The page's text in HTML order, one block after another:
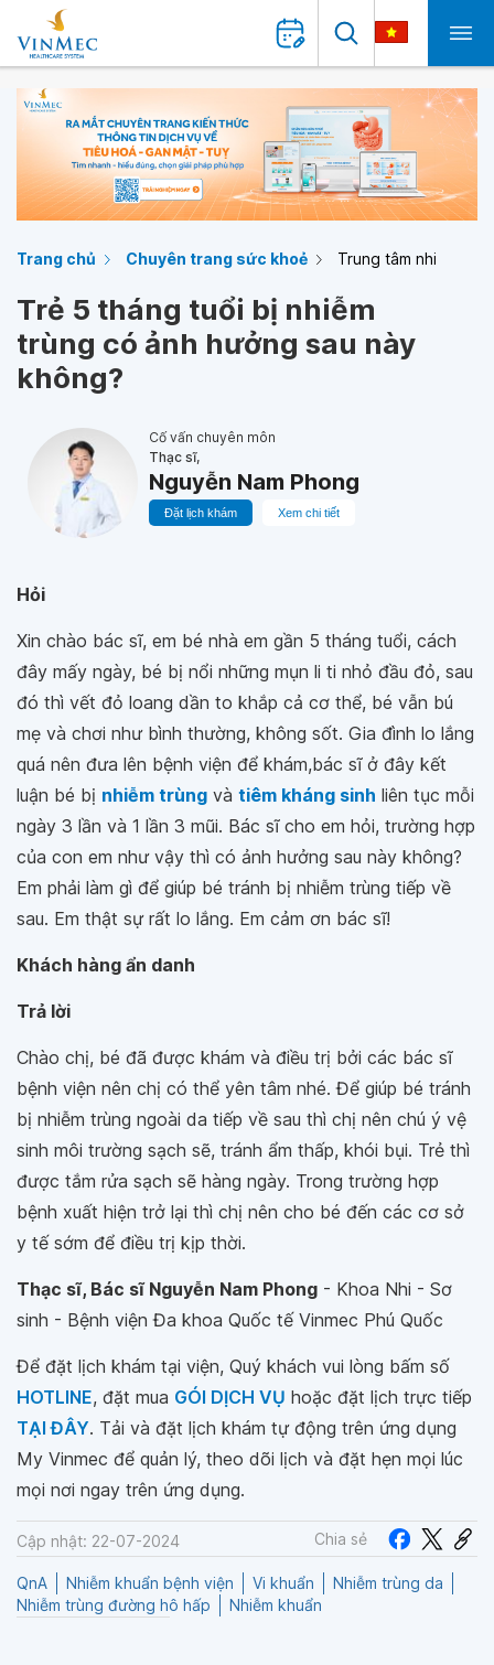
Trang chủ Chuyên trang sức khoẻ Trung tâm nhi
Trẻ 5 tháng tuổi bị nhiễm
trùng có ảnh hưởng sau này
không?
Cố vấn chuyên môn
Thạc sĩ,
Nguyễn Nam Phong
Đặt lịch khám Xem chi tiết
Hỏi
Xin chào bác sĩ, em bé nhà em gần 5 tháng tuổi, cách
đây mấy ngày, bé bị nổi những mụn li ti nhỏ đầu đỏ, sau
đó thì vết đỏ loang dần to khắp cả cơ thể, bé vẫn bú
mẹ và chơi như bình thường, không sốt. Gia đình lo lắng
quá nên đưa lên bệnh viện để khám,bác sĩ ở đây kết
luận bé bị nhiễm trùng và tiêm kháng sinh liên tục mỗi
ngày 3 lần và 1 lần 3 mũi. Bác sĩ cho em hỏi, trường hợp
của con em như vậy thì có ảnh hưởng sau này không?
Em phải làm gì để giúp bé tránh bị nhiễm trùng tiếp về
sau. Em thật sự rất lo lắng. Em cảm ơn bác sĩ!
Khách hàng ẩn danh
Trả lời
Chào chị, bé đã được khám và điều trị bởi các bác sĩ
bệnh viện nên chị có thể yên tâm nhé. Để giúp bé tránh
bị nhiễm trùng ngoài da tiếp về sau thì chị nên chú ý vệ
sinh môi trường sạch sẽ, tránh ẩm thấp, khói bụi. Trẻ thì
được tắm rửa sạch sẽ hàng ngày. Trong trường hợp
bệnh xuất hiện trở lại thì chị nên cho bé đến các cơ sở
y tế sớm để điều trị kịp thời.
Thạc sĩ, Bác sĩ Nguyễn Nam Phong - Khoa Nhi - Sơ
sinh - Bệnh viện Đa khoa Quốc tế Vinmec Phú Quốc
Để đặt lịch khám tại viện, Quý khách vui lòng bấm số
HOTLINE, đặt mua GÓI DỊCH VỤ hoặc đặt lịch trực tiếp
TẠI ĐÂY. Tải và đặt lịch khám tự động trên ứng dụng
My Vinmec để quản lý, theo dõi lịch và đặt hẹn mọi lúc
mọi nơi ngay trên ứng dụng.
Cập nhật: 22-07-2024 Chia sẻ
QnA Nhiễm khuẩn bệnh viện Vi khuẩn
Nhiễm trùng da
Nhiễm trùng đường hô hấp
Nhiễm khuẩn